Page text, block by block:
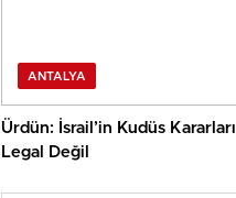
ANTALYA
Ürdün: İsrail’in Kudüs Kararları
Legal Değil